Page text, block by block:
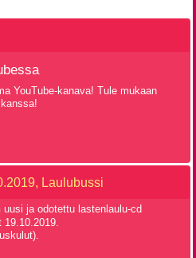
YouTube-kanava! Tule mukaan
Laulubussi
uusi ja odotettu lastenlaulu-cd